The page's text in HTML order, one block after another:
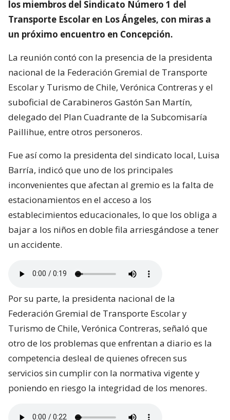
los miembros del Sindicato Número 1 del
Transporte Escolar en Los Ángeles, con miras a
un próximo encuentro en Concepción.
La reunión contó con la presencia de la presidenta
nacional de la Federación Gremial de Transporte
Escolar y Turismo de Chile, Verónica Contreras y el
suboficial de Carabineros Gastón San Martín,
delegado del Plan Cuadrante de la Subcomisaría
Paillihue, entre otros personeros.
Fue así como la presidenta del sindicato local, Luisa
Barría, indicó que uno de los principales
inconvenientes que afectan al gremio es la falta de
estacionamientos en el acceso a los
establecimientos educacionales, lo que los obliga a
bajar a los niños en doble fila arriesgándose a tener
un accidente.
Por su parte, la presidenta nacional de la
Federación Gremial de Transporte Escolar y
Turismo de Chile, Verónica Contreras, señaló que
otro de los problemas que enfrentan a diario es la
competencia desleal de quienes ofrecen sus
servicios sin cumplir con la normativa vigente y
poniendo en riesgo la integridad de los menores.